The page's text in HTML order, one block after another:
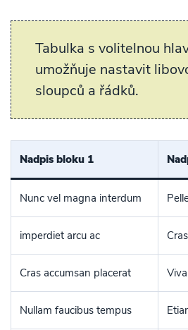
Tabulka s volitelnou
umožňuje nastavit
sloupců a řádků.
Nadpis bloku 1
Nunc vel magna interdum
imperdiet arcu ac
Cras accumsan placerat
Nullam faucibus tempus